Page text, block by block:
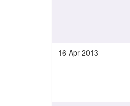
16-Apr-2013